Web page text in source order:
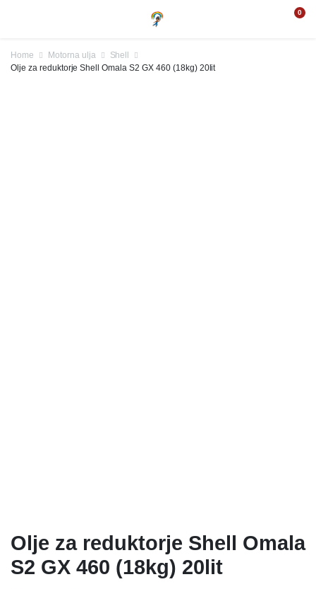
0
Home Motorna ulja
Shell
Olje za reduktorje Shell Omala S2 GX 460 (18kg) 20lit
Olje za reduktorje Shell Omala
S2 GX 460 (18kg) 20lit